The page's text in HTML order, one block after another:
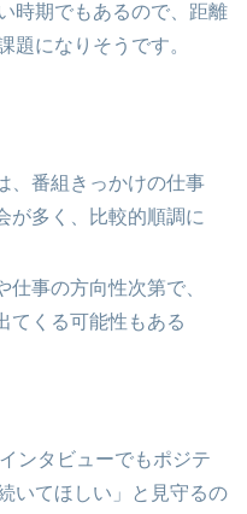
時期でもあるので、距離
題になりそうです。
、番組きっかけの仕事
が多く、比較的順調に
事の方向性次第で、
てくる可能性もある
ンタビューでもポジテ
いてほしい」と見守るの